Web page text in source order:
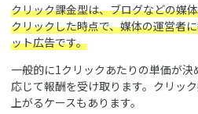
クリック課金型は、ブログなどの媒
クリックした時点で、媒体の運営者
ット広告です。
一般的に1クリックあたりの単価が
応じて報酬を受け取ります。クリッ
上がるケースもあります。